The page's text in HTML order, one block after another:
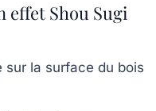
effet Shou Sugi
sur la surface du bois